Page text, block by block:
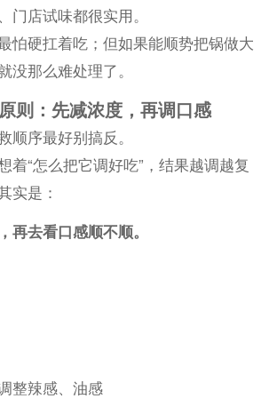
门店试味都很实用。
怕硬扛着吃；但如果能顺势把锅做大
没那么难处理了。
则：先减浓度，再调口感
顺序最好别搞反。
着“怎么把它调好吃”，结果越调越复
实是：
再去看口感顺不顺。
整辣感、油感